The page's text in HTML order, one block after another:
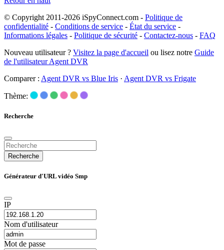
© Copyright 2011-2026 iSpyConnect.com - Politique de
confidentialité - Conditions de service - État du service -
Informations légales - Politique de sécurité - Contactez-nous - FAQ
Nouveau utilisateur ? Visitez la page d'accueil ou lisez notre Guide
de l'utilisateur Agent DVR
Comparer : Agent DVR vs Blue Iris · Agent DVR vs Frigate
Thème:
Recherche
Recherche
Générateur d'URL vidéo Smp
IP
Nom d'utilisateur
Mot de passe